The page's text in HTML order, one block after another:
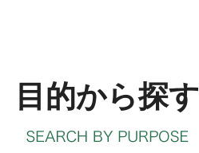
目的から探す